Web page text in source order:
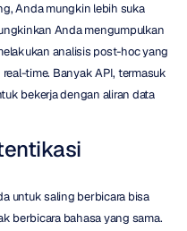
Anda mungkin lebih suka
Anda mengumpulkan
analisis post-hoc yang
time. Banyak API, termasuk
bekerja dengan aliran data
untuk saling berbicara bisa
berbicara bahasa yang sama.